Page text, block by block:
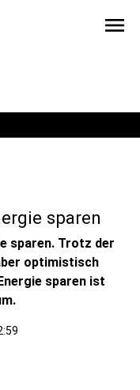
menu
sparen
sparen. Trotz der
optimistisch
sparen ist